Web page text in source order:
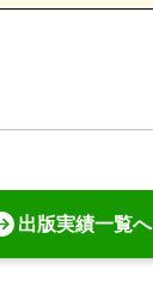
出版実績一覧へ